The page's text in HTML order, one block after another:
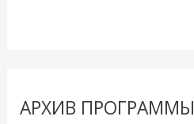
АРХИВ ПРОГРАММЫ